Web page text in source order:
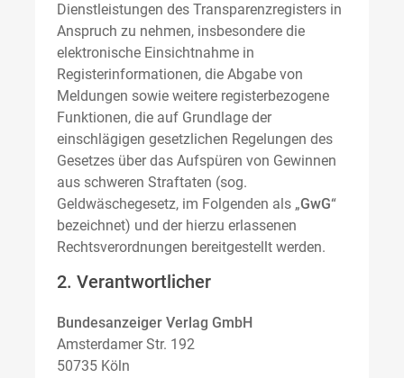
Dienstleistungen des Transparenzregisters in
Anspruch zu nehmen, insbesondere die
elektronische Einsichtnahme in
Registerinformationen, die Abgabe von
Meldungen sowie weitere registerbezogene
Funktionen, die auf Grundlage der
einschlägigen gesetzlichen Regelungen des
Gesetzes über das Aufspüren von Gewinnen
aus schweren Straftaten (sog.
Geldwäschegesetz, im Folgenden als „GwG“
bezeichnet) und der hierzu erlassenen
Rechtsverordnungen bereitgestellt werden.
2. Verantwortlicher
Bundesanzeiger Verlag GmbH
Amsterdamer Str. 192
50735 Köln